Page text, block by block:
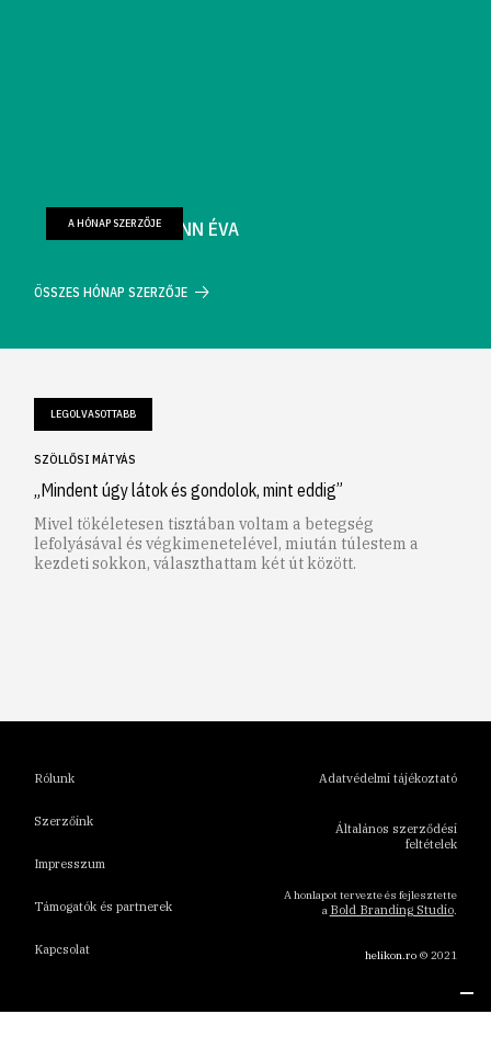
FARKAS WELLMANN ÉVA
A HÓNAP SZERZŐJE
ÖSSZES HÓNAP SZERZŐJE
LEGOLVASOTTABB
SZÖLLŐSI MÁTYÁS
„Mindent úgy látok és gondolok, mint eddig”
Mivel tökéletesen tisztában voltam a betegség
lefolyásával és végkimenetelével, miután túlestem a
kezdeti sokkon, választhattam két út között.
Rólunk
Szerzőink
Impresszum
Támogatók és partnerek
Kapcsolat
Adatvédelmi tájékoztató
Általános szerződési
feltételek
A honlapot tervezte és fejlesztette
a Bold Branding Studio.
helikon.ro© 2021